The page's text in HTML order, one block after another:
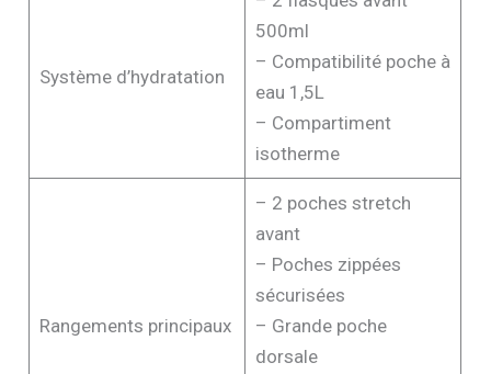
Système d’hydratation
500ml
– Compatibilité poche à
eau 1,5L
– Compartiment
isotherme
Rangements principaux
– 2 poches stretch
avant
– Poches zippées
sécurisées
– Grande poche
dorsale